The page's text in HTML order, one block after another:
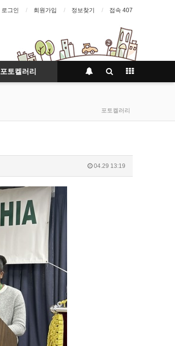
로그인 회원가입 정보찾기 접속 407
포토켈러리
포토켈러리
04.29 13:19